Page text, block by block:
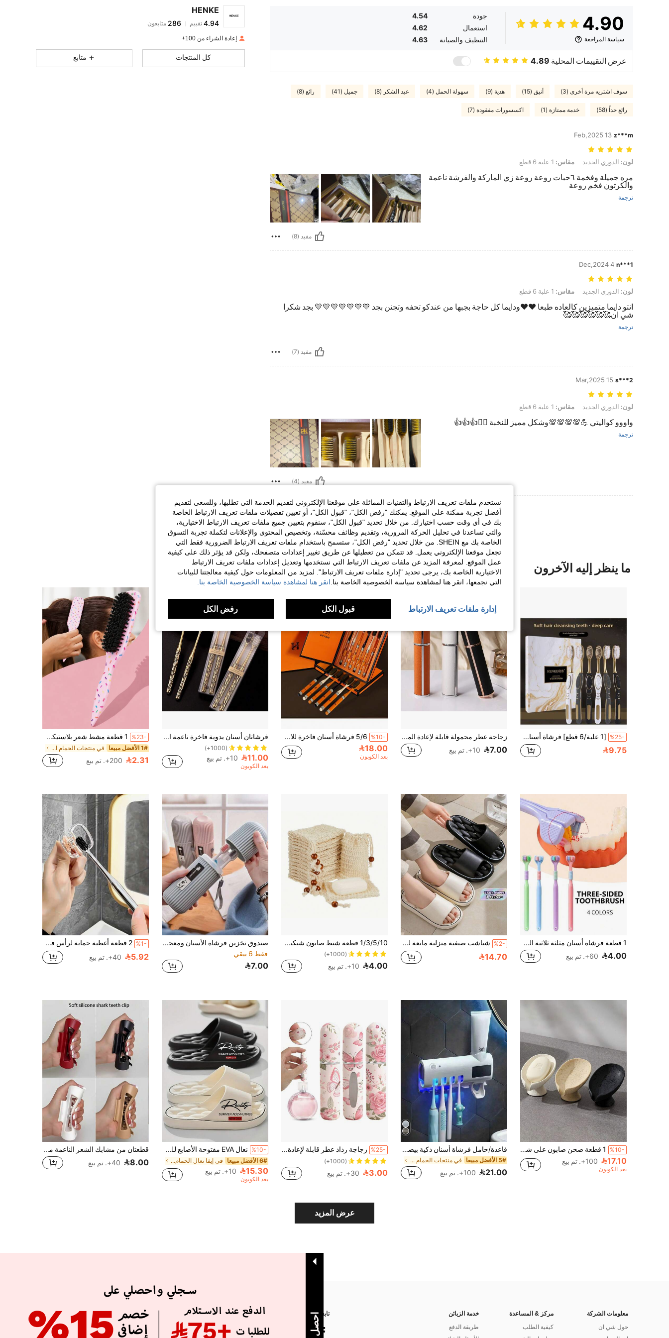
4.90
سياسة المراجعة
جودة
4.54
استعمال
4.62
التنظيف والصيانة
4.63
عرض التقييمات المحلية 4.89
سوف اشتريه مرة أخرى (3) أنيق (15) هدية (9) سهولة الحمل (4) عيد الشكر (8) جميل (41) رائع (8)
رائع جداً (58) خدمة ممتازة (1) اكسسورات مفقودة (7)
z***m
13 Feb,2025
لون: الدوري الجديد, مقاس: 1 علبة 6 قطع
لون: الدوري الجديد مقاس:
مره جميلة وفخمة ٦حبات روعة روعة زي الماركة والفرشة ناعمة
والكرتون فخم روعة
ترجمة
مفيد (8)
n***1
4 Dec,2024
لون: الدوري الجديد, مقاس: 1 علبة 6 قطع
لون: الدوري الجديد مقاس:
انتو دايما متميزين كالعاده طبعا ♥️♥️ودايما كل حاجة بجبها من عندكو تحفه وتجنن بجد 💙💙💙💙💙💙💙 بجد شكرا
شي ان🥰🥰🥰🥰🥰🥰
ترجمة
مفيد (7)
s***2
15 Mar,2025
لون: الدوري الجديد, مقاس: 1 علبة 6 قطع
لون: الدوري الجديد مقاس:
واووو كواليتي 💪💯💯💯💯وشكل مميز للنخبة 🙋‍♀️👍👍👍
ترجمة
مفيد (4)
عرض المزيد من المراجعات
HENKE
s***n تمت متابعةمنذ 1 يوم
4.94
286
إعادة الشراء من 100+
كل المنتجات متابع
ما ينظر إليه الآخرون
%25- [1 علبة/6 قطع] فرشاة أسنان فاخرة ناعمة الشعيرات ذات الرأس العريض بزيت الزيتون لرعاية اللثة وتنظيف الأسنان، للاستخدام المنزلي، ديكور حمام المنزل، ديكور الخريف، عودة إلى المدرسة
9.75
زجاجة عطر محمولة قابلة لإعادة الملء من البولي يوريثان عالية الجودة سعة 10 مل، رذاذ سفر، حاوية رذاذ للديكور المنزلي والحمام، ديكور الخريف، عودة إلى المدرسة
7.00 10+. تم بيع
%10- 5/6 فرشاة أسنان فاخرة للاستخدام المنزلي، شعيرات ناعمة فائقة الرقة، رأس عريض، مظهر راقي، مقبض مطلي بالذهب. ديكور حمام المنزل، ديكور الخريف، عودة إلى المدرسة
18.00
بعد الكوبون
فرشاتان أسنان يدوية فاخرة ناعمة الشعيرات، مجموعة فرش أسنان للكبار، تنظيف عميق وحماية الأسنان، العناية بالفم واللثة، فرشاة أسنان للأزواج، ضروريات المنزل، طقم سفر محمول، ديكور الحمام، خريف، عودة إلى المدرسة
(1000+)
11.00 10+. تم بيع
بعد الكوبون
%23- 1 قطعة مشط شعر بلاستيكي وردي للجنسين، تصميم شعر حصان عريض، مناسب لإنشاء ذيل حصان ناعم وكعكة وتصفيف اللحية، يمكن تشكيله، محمول ومتين، لا يحتاج إلى كهرباء، أداة تصفيف الشعر، ضروري للسفر، ضروري للرحلات البحرية، ضروري للعطلات، أيضًا هدية للنساء، هدية وصيفة العروس، هدية الزفاف، هدية عيد الميلاد، منتج صيفي جديد
1# الأفضل مبيعا في منتجات الحمام الصيفية إكسسوارات شعر الحمام
2.31 200+. تم بيع
1 قطعة فرشاة أسنان مثلثة ثلاثية الجوانب بزاوية 45 درجة، فرشاة أسنان للعناية بالفم مع تنظيف عميق 3X وكاشطة للسان، فرشاة أسنان منزلية للأزواج، ديكور الحمام، العودة إلى المدرسة، هدية للأصدقاء والحبيب والحبيبة والعائلة
4.00 60+. تم بيع
%2- شباشب صيفية منزلية مانعة للانزلاق للحمام، شباشب نسائية خارجية سميكة وجيدة التهوية وسريعة الجفاف للأزواج، شباشب داخلية للجنسين، صنادل، أحذية شاطئ، شباشب صيفية مريحة، رف أحذية، موفر للتخزين، للاستخدام الخارجي، للحديقة، ضروري للسفر، محمول، ضروري للشاطئ، موسم التخرج، حفل التخرج، هدية تخرج، تهانينا للخريج، تهانينا للخريج، المتفوق، إنهاء الدراسة، حفلة تخرج
14.70
1/3/5/10 قطعة شنط صابون شبكية تقشير طبيعية من الليف النباتي (سيزال)، حافظات صابون للاستخدام في الحمام كمساج وتقشير (5.5 * 3.5 بوصة)، ديكور منزلي وحمام، ديكور خريفي، عودة إلى المدرسة
(1000+)
4.00 10+. تم بيع
صندوق تخزين فرشاة الأسنان ومعجون الأسنان المحمول للسفر مع حبل معلق، حامل فرشاة الأسنان للسفر للتخييم ورحلات العمل والاستخدام المنزلي، كوب تخزين مستحضرات التجميل المحمول متعدد الوظائف للسفر، إكسسوار سفر أساسي وإكسسوار حمام، كوب تخزين متكامل لفرشاة الأسنان ومعجون الأسنان للاستخدام المنزلي اليومي، ضروري للعودة إلى المدرسة
فقط 6 بيقي
7.00
%1- 2 قطعة أغطية حماية لرأس فرشاة الأسنان، تصميم سهل الفتح والإغلاق، الحفاظ على النظافة، حامل فرشاة أسنان من مادة بلاستيكية محمولة، صغير الحجم وخفيف الوزن للاستخدام في المنزل والسكن الجامعي والفندق والمكتب والسفر
5.92 40+. تم بيع
%10- 1 قطعة صحن صابون على شكل ورقة ذاتي التصريف، مناسب لإبقاء الصابون جافًا في الحمام أو المطبخ أو حوض الاستحمام، المظهر مشابه للحجر الجبسي
17.10 100+. تم بيع
بعد الكوبون
قاعدة/حامل فرشاة أسنان ذكية بيضاء لا تحتاج ثقب قطعة واحدة، شاحن USB، معصر معجون أسنان أوتوماتيكي متعدد الوظائف، مجموعة حمام يمكن أن تستوعب 4 فرش أسنان وأنبوب معجون أسنان واحد، مناسبة للحمامات والسكن الجامعي وديكور المنزل الصيفي
5# الأفضل مبيعا في منتجات الحمام الصيفية أدوات الحمام
21.00 100+. تم بيع
%25- زجاجة رذاذ عطر قابلة لإعادة التعبئة - رذاذ عطر محمول مضاد للتسرب، مناسب للاستحمام والأنشطة الخارجية، ديكور حمام المنزل، ديكور الخريف، زجاجة عطر للعودة إلى المدرسة
(1000+)
3.00 30+. تم بيع
%10- نعال EVA مفتوحة الأصابع للجنسين، تصميم مجوف، نعل داخلي ناعم وسميك ومبطن، دعم القوس، شرائح متعددة الاستخدامات للداخل/الخارج، أحذية منزلية مريحة لجميع الفصول للمنزل والفندق والسبا (قاع مجوف)
6# الأفضل مبيعا في إيفا نعال الحمام غير القابلة للانزلاق
15.30 10+. تم بيع
بعد الكوبون
قطعتان من مشابك الشعر الناعمة من السيليكون، مشابك قبضة السيليكون لا تخدش الرأس، مضادة للسقوط للقيادة، تحمي مؤخرة الرأس، متوفرة ب- 4 ألوان
8.00 40+. تم بيع
عرض المزيد
معلومات الشركة
حول شي ان
مركز & المساعدة
كيفية الطلب
خدمة الزبائن
طريقة الدفع
تابعنا على APP
نستخدم ملفات تعريف الارتباط والتقنيات المماثلة على موقعنا الإلكتروني لتقديم الخدمة التي تطلبها، وللسعي لتقديم
أفضل تجربة ممكنة على الموقع. يمكنك "رفض الكل"، "قبول الكل"، أو تعيين تفضيلات ملفات تعريف الارتباط الخاصة
بك في أي وقت حسب اختيارك. من خلال تحديد "قبول الكل"، سنقوم بتعيين جميع ملفات تعريف الارتباط الاختيارية،
والتي تساعدنا في تحليل الحركة المرورية، وتقديم وظائف محسّنة، وتخصيص المحتوى والإعلانات لتكملة تجربة التسوق
الخاصة بك مع SHEIN. من خلال تحديد "رفض الكل"، ستسمح باستخدام ملفات تعريف الارتباط الضرورية فقط التي
تجعل موقعنا الإلكتروني يعمل. قد تتمكن من تعطيلها عن طريق تغيير إعدادات متصفحك، ولكن قد يؤثر ذلك على كيفية
عمل الموقع. لمعرفة المزيد عن ملفات تعريف الارتباط التي نستخدمها وتعديل إعدادات ملفات تعريف الارتباط
الاختيارية الخاصة بك، يرجى تحديد "إدارة ملفات تعريف الارتباط". لمزيد من المعلومات حول كيفية معالجتنا للبيانات
التي نجمعها، انقر هنا لمشاهدة سياسة الخصوصية الخاصة بنا. انقر هنا لمشاهدة سياسة الخصوصية الخاصة بنا.
إدارة ملفات تعريف الارتباط قبول الكل رفض الكل